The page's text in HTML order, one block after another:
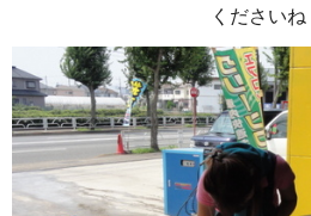
くださいね